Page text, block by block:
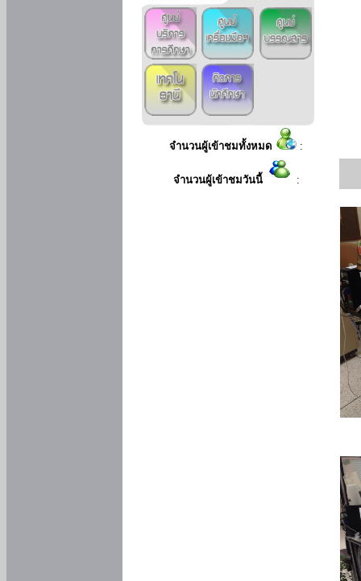
จำนวนผู้เข้าชมทั้งหมด :
จำนวนผู้เข้าชมวันนี้ :